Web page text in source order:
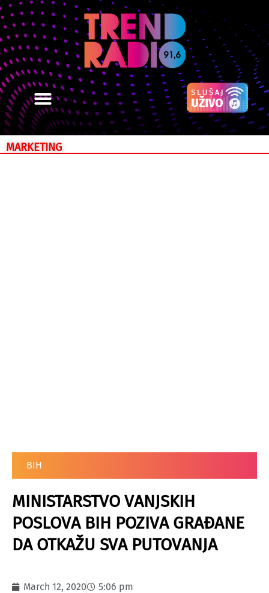
MARKETING
BIH
MINISTARSTVO VANJSKIH
POSLOVA BIH POZIVA GRAĐANE
DA OTKAŽU SVA PUTOVANJA
March 12, 2020 5:06 pm